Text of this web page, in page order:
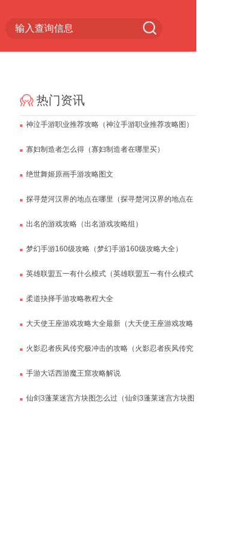
小游戏专区
热门资讯
神泣手游职业推荐攻略（神泣手游职业推荐攻略图）
寡妇制造者怎么得（寡妇制造者在哪里买）
绝世舞姬原画手游攻略图文
探寻楚河汉界的地点在哪里（探寻楚河汉界的地点在
出名的游戏攻略（出名游戏攻略组）
梦幻手游160级攻略（梦幻手游160级攻略大全）
英雄联盟五一有什么模式（英雄联盟五一有什么模式
柔道抉择手游攻略教程大全
大天使王座游戏攻略大全最新（大天使王座游戏攻略
火影忍者疾风传究极冲击的攻略（火影忍者疾风传究
手游大话西游魔王窟攻略解说
仙剑3蓬莱迷宫方块图怎么过（仙剑3蓬莱迷宫方块图